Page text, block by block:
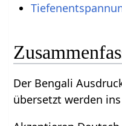
Der Bengali
übersetzt werden